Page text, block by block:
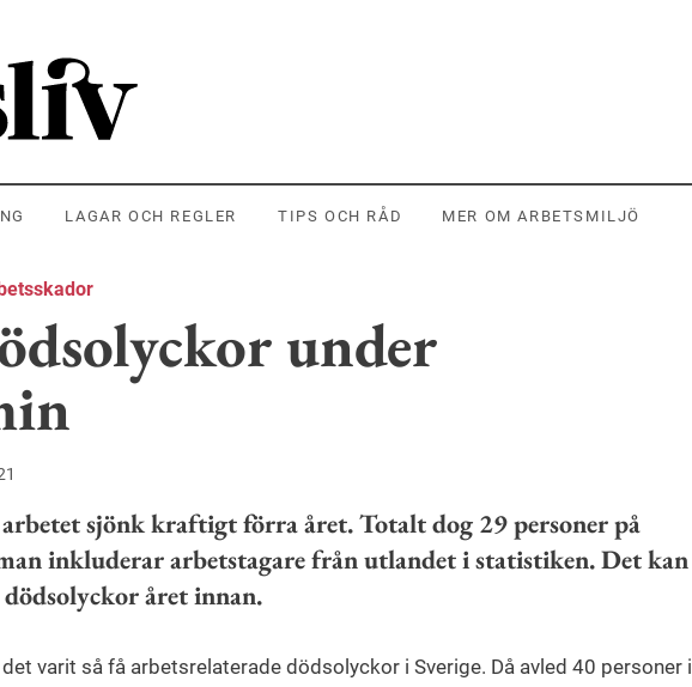
LAGAR OCH REGLER TIPS OCH RÅD MER OM ARBETSMILJÖ
under
sjönk kraftigt förra året. Totalt dog 29 personer på
inkluderar arbetstagare från utlandet i statistiken. Det kan
året innan.
varit så få arbetsrelaterade dödsolyckor i Sverige. Då avled 40 personer i